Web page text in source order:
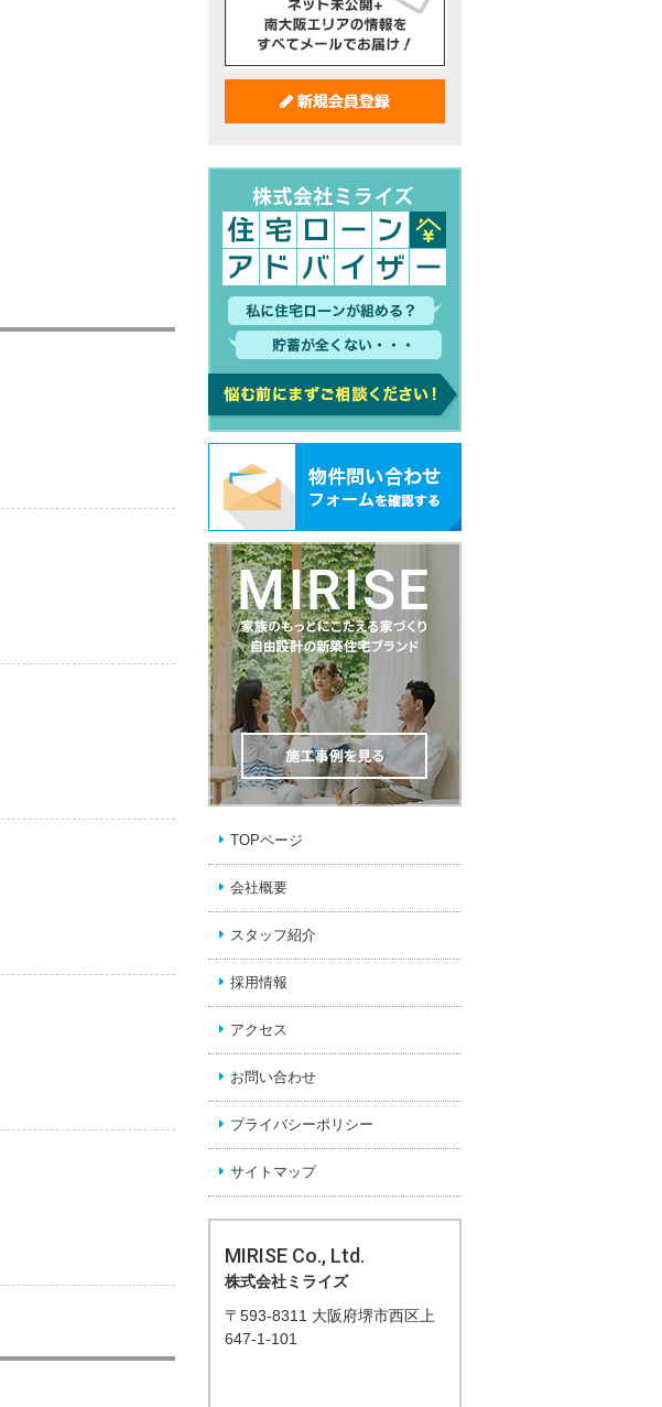
TOPページ
会社概要
スタッフ紹介
採用情報
アクセス
お問い合わせ
プライバシーポリシー
サイトマップ
MIRISE Co., Ltd.
株式会社ミライズ
〒593-8311 大阪府堺市西区上
647-1-101